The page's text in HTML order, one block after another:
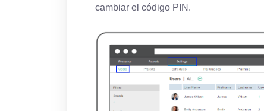
cambiar el código PIN.